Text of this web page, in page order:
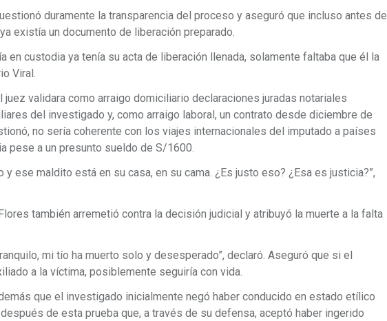
duramente la transparencia del proceso y aseguró que incluso antes de
existía un documento de liberación preparado.
en custodia ya tenía su acta de liberación llenada, solamente faltaba que él la
Viral.
juez validara como arraigo domiciliario declaraciones juradas notariales
del investigado y, como arraigo laboral, un contrato desde diciembre de
no sería coherente con los viajes internacionales del imputado a países
pese a un presunto sueldo de S/1600.
y ese maldito está en su casa, en su cama. ¿Es justo eso? ¿Esa es justicia?”,
también arremetió contra la decisión judicial y atribuyó la muerte a la falta
mi tío ha muerto solo y desesperado”, declaró. Aseguró que si el
a la víctima, posiblemente seguiría con vida.
que el investigado inicialmente negó haber conducido en estado etílico
de esta prueba que, a través de su defensa, aceptó haber ingerido